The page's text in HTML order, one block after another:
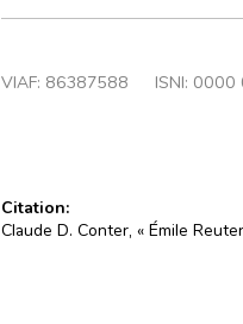
VIAF: 86387588 ISNI:
Citation:
Claude D. Conter, « Émile